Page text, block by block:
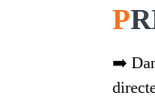
P
➡️